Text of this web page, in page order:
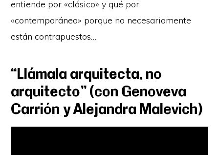
entiende por «clásico» y qué por
«contemporáneo» porque no necesariamente
están contrapuestos…
“Llámala arquitecta, no
arquitecto” (con Genoveva
Carrión y Alejandra Malevich)